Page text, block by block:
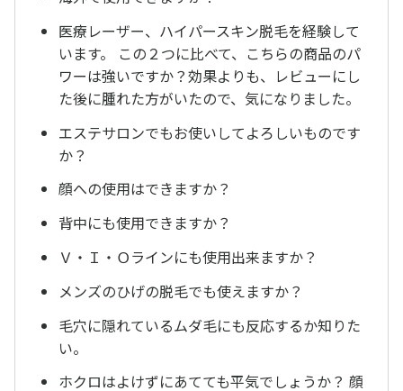
医療レーザー、ハイパースキン脱毛を経験して
います。 この２つに比べて、こちらの商品のパ
ワーは強いですか？効果よりも、レビューにし
た後に腫れた方がいたので、気になりました。
エステサロンでもお使いしてよろしいものです
か？
顔への使用はできますか？
背中にも使用できますか？
Ｖ・Ｉ・Ｏラインにも使用出来ますか？
メンズのひげの脱毛でも使えますか？
毛穴に隠れているムダ毛にも反応するか知りた
い。
ホクロはよけずにあてても平気でしょうか？ 顔